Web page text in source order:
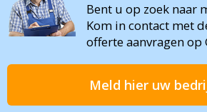
Bent u op zoek naar
Kom in contact met
offerte aanvragen op
Meld hier uw